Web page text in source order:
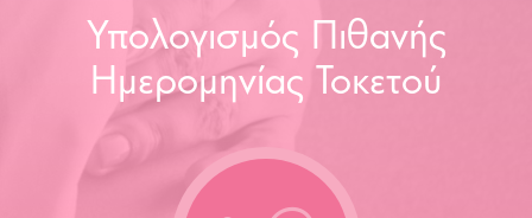
Υπολογισμός Πιθανής
Ημερομηνίας Τοκετού